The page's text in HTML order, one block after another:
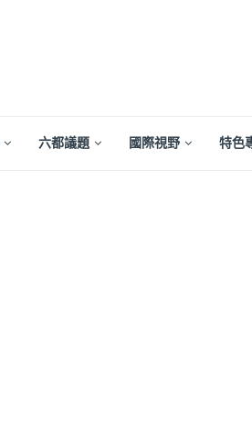
六都議題 國際視野 特色